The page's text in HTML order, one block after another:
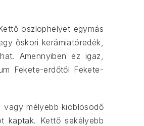
oszlophelyet egymás
őskori kerámiatöredék,
Amennyiben ez igaz,
Fekete-erdőtől Fekete-
vagy mélyebb kiöblösödő
kaptak. Kettő sekélyebb